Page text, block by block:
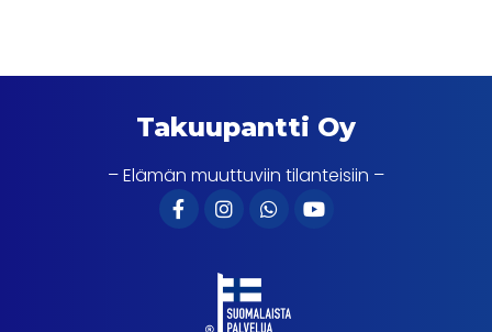
Takuupantti Oy
– Elämän muuttuviin tilanteisiin –